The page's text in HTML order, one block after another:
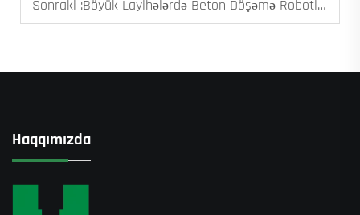
Sonraki :Böyük Layihələrdə Beton Döşəmə Robotlarının Dəyər Təhlili
Haqqımızda